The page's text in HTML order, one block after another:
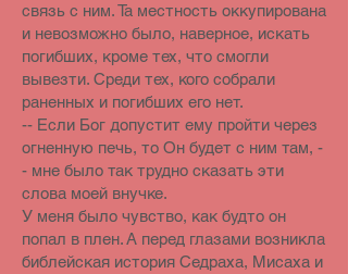
связь с ним. Та местность оккупирована
и невозможно было, наверное, искать
погибших, кроме тех, что смогли
вывезти. Среди тех, кого собрали
раненных и погибших его нет.
-- Если Бог допустит ему пройти через
огненную печь, то Он будет с ним там, -
- мне было так трудно сказать эти
слова моей внучке.
У меня было чувство, как будто он
попал в плен. А перед глазами возникла
библейская история Седраха, Мисаха и